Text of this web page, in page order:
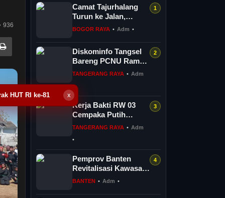
936
Camat Tajurhalang
Turun ke Jalan,
Bagikan 500 Bendera
HUT RI...
BOGOR RAYA • Adm •
Diskominfo Tangsel
Bareng PCNU Rame-
Rame Perangi Hoax,
And...
TANGERANG RAYA • Adm
•
Kerja Bakti RW 03
Cempaka Putih
Sambut HUT RI ke-81,
KKN UMJ
TANGERANG RAYA • Adm
•
Pemprov Banten
Revitalisasi Kawasan
Ziarah Syekh Asnawi
BANTEN • Adm •
x
HUT RI ke-81